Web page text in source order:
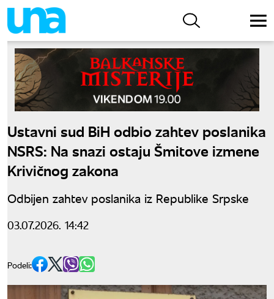
Ustavni sud BiH odbio zahtev poslanika
NSRS: Na snazi ostaju Šmitove izmene
Krivičnog zakona
Odbijen zahtev poslanika iz Republike Srpske
03.07.2026. 14:42
Podeli: